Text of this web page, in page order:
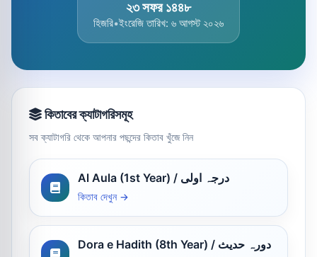
২৩ সফর ১৪৪৮
হিজরি•ইংরেজি তারিখ: ৬ আগস্ট ২০২৬
কিতাবের ক্যাটাগরিসমূহ
সব ক্যাটাগরি থেকে আপনার পছন্দের কিতাব খুঁজে নিন
Al Aula (1st Year) / درجہ اولی
কিতাব দেখুন →
Dora e Hadith (8th Year) / دورہ حدیث